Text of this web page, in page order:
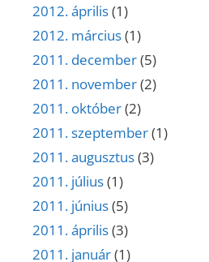
2012. április(1)
2012. március(1)
2011. december(5)
2011. november(2)
2011. október(2)
2011. szeptember(1)
2011. augusztus(3)
2011. július(1)
2011. június(5)
2011. április(3)
2011. január(1)